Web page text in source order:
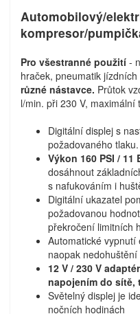
Automobilový/
kompresor/
Pro všestranné použití -
hraček, pneumatik
různé nástavce. Průtok
l/min. při 230 V, maximální
Digitální displej s
požadovaného tlaku.
Výkon 160 PSI / 11
dosáhnout
s nafukováním i
Digitální ukazatel
požadovanou
překročení limitních
Automatické
naopak nedohuštění
12 V / 230 V
napojením do sítě,
Světelný displej je
nočních hodinách